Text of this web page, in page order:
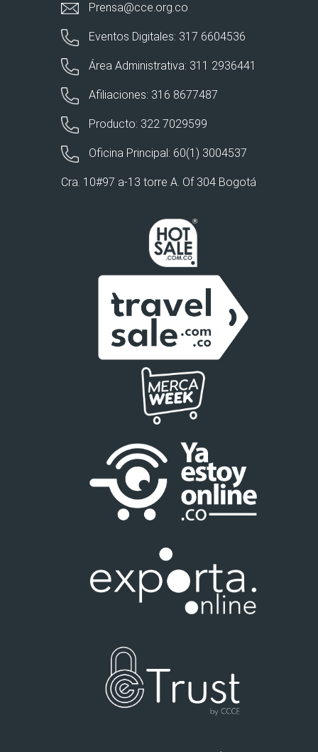
Prensa@cce.org.co
Eventos Digitales: 317 6604536
Área Administrativa: 311 2936441
Afiliaciones: 316 8677487
Producto: 322 7029599
Oficina Principal: 60(1) 3004537
Cra. 10#97 a-13 torre A. Of 304 Bogotá